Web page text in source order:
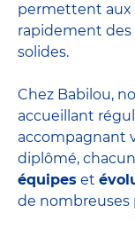
permettent aux
rapidement
solides.
Chez Babilou,
accueillant
accompagnant
diplômé,
équipes et
de nombreuses